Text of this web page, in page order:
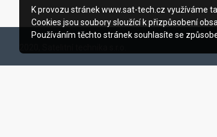
2020, Satelitní technika s.r.o.
K provozu stránek www.sat-tech.cz využíváme
Cookies jsou soubory sloužící k přizpůsobení
Používáním těchto stránek souhlasíte se